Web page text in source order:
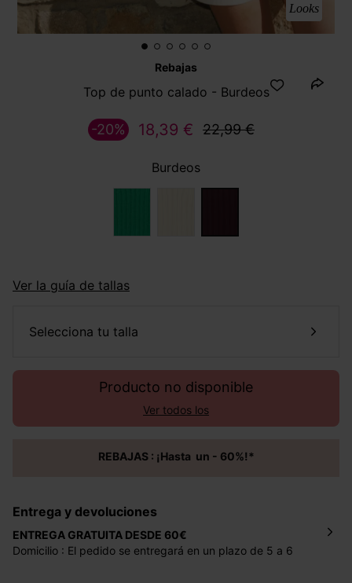
Looks
Rebajas
Top de punto calado - Burdeos
18,39 € 22,99 €
-20%
Burdeos
Ver la guía de tallas
selecciona tu talla
Producto no disponible
Ver todos los
REBAJAS : ¡Hasta un - 60%!*
Entrega y devoluciones
ENTREGA GRATUITA DESDE 60€
Domicilio : El pedido se entregará en un plazo de 5 a 6